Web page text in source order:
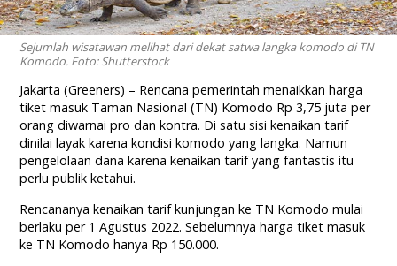
Sejumlah wisatawan melihat dari dekat satwa langka komodo di TN
Komodo. Foto: Shutterstock
Jakarta (Greeners) – Rencana pemerintah menaikkan harga
tiket masuk Taman Nasional (TN) Komodo Rp 3,75 juta per
orang diwarnai pro dan kontra. Di satu sisi kenaikan tarif
dinilai layak karena kondisi komodo yang langka. Namun
pengelolaan dana karena kenaikan tarif yang fantastis itu
perlu publik ketahui.
Rencananya kenaikan tarif kunjungan ke TN Komodo mulai
berlaku per 1 Agustus 2022. Sebelumnya harga tiket masuk
ke TN Komodo hanya Rp 150.000.